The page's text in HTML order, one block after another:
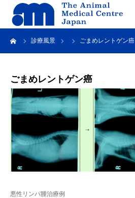
診療風景 ごまめレントゲン癌
ごまめレントゲン癌
悪性リンパ腫治療例
Home
service
contact us